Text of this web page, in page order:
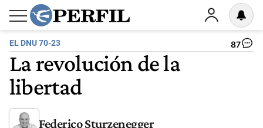
EL DNU 70-23 87
La revolución de la
libertad
Federico Sturzenegger